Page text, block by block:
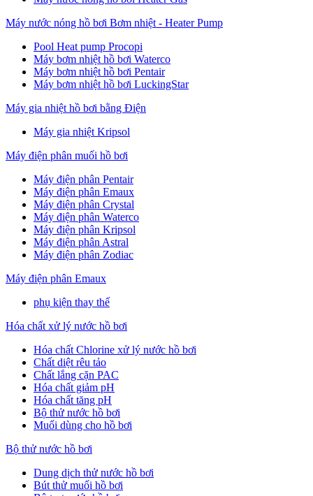
Máy nước nóng hồ bơi Bơm nhiệt - Heater Pump
Pool Heat pump Procopi
Máy bơm nhiệt hồ bơi Waterco
Máy bơm nhiệt hồ bơi Pentair
Máy bơm nhiệt hồ bơi LuckingStar
Máy gia nhiệt hồ bơi bằng Điện
Máy gia nhiệt Kripsol
Máy điện phân muối hồ bơi
Máy điện phân Pentair
Máy điện phân Emaux
Máy điện phân Crystal
Máy điện phân Waterco
Máy điện phân Kripsol
Máy điện phân Astral
Máy điện phân Zodiac
Máy điện phân Emaux
phụ kiện thay thế
Hóa chất xử lý nước hồ bơi
Hóa chất Chlorine xử lý nước hồ bơi
Chất diệt rêu tảo
Chất lắng cặn PAC
Hóa chất giảm pH
Hóa chất tăng pH
Bộ thử nước hồ bơi
Muối dùng cho hồ bơi
Bộ thử nước hồ bơi
Dung dịch thử nước hồ bơi
Bút thử muối hồ bơi